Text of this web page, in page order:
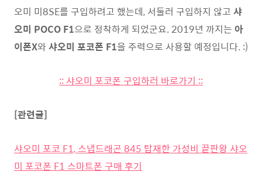
오미 미8SE를 구입하려고 했는데, 서둘러 구입하지 않고 샤
오미 POCO F1으로 정착하게 되었군요. 2019년 까지는 아
이폰X와샤오미 포코폰 F1을 주력으로 사용할 예정입니다. :)
:: 샤오미 포코폰 구입하러 바로가기 ::
[관련글]
샤오미 포코 F1, 스냅드래곤 845 탑재한 가성비 끝판왕 샤오
미 포코폰 F1 스마트폰 구매 후기